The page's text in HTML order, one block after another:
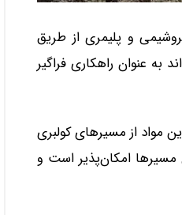
و پلیمری از طریق
عنوان راهکاری فراگیر
مواد از مسیرهای کولبری
مسیرها امکان‌پذیر است و